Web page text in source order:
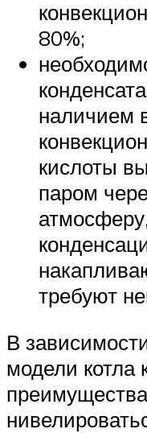
80%;
наличием
кислоты
паром
требуют
В
модели котла